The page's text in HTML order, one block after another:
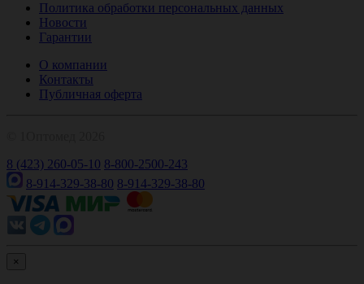
Политика обработки персональных данных
Новости
Гарантии
О компании
Контакты
Публичная оферта
8 (423) 260-05-10 8-800-2500-243
8-914-329-38-80 8-914-329-38-80
×